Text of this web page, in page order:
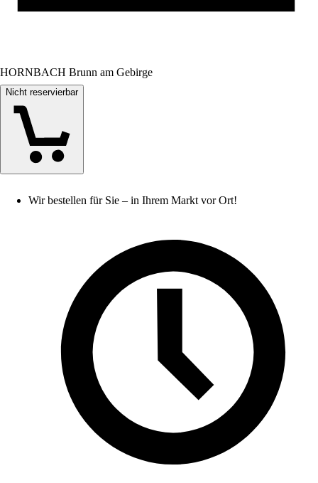
HORNBACH Brunn am Gebirge
Nicht reservierbar
Wir bestellen für Sie – in Ihrem Markt vor Ort!